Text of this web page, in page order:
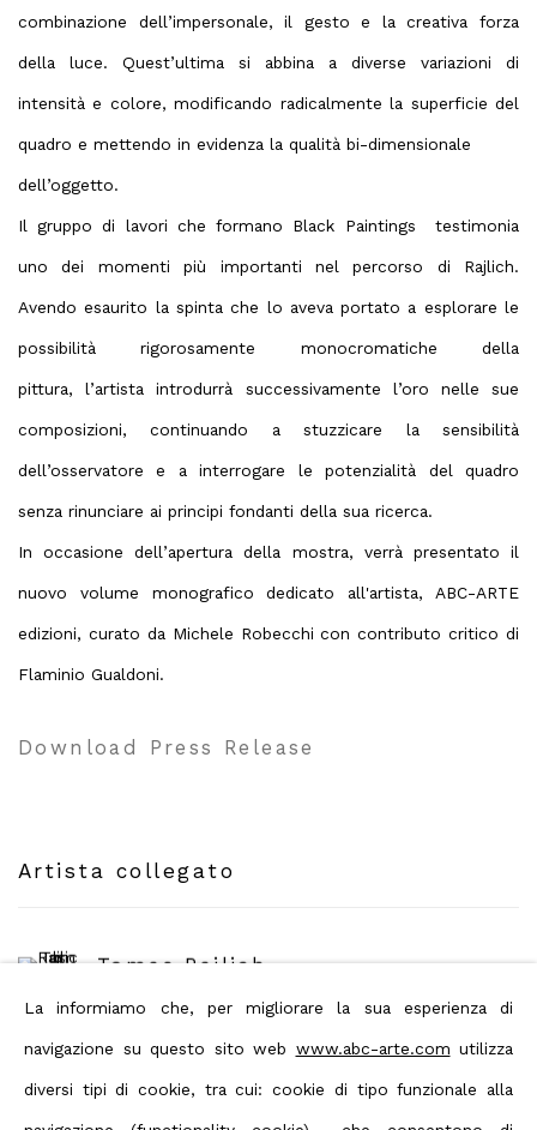
combinazione dell’impersonale, il gesto e la creativa forza
della luce. Quest’ultima si abbina a diverse variazioni di
intensità e colore, modificando radicalmente la superficie del
quadro e mettendo in evidenza la qualità bi-dimensionale
dell’oggetto.
Il gruppo di lavori che formano Black Paintings testimonia
uno dei momenti più importanti nel percorso di Rajlich.
Avendo esaurito la spinta che lo aveva portato a esplorare le
possibilità rigorosamente monocromatiche della
pittura, l’artista introdurrà successivamente l’oro nelle sue
composizioni, continuando a stuzzicare la sensibilità
dell’osservatore e a interrogare le potenzialità del quadro
senza rinunciare ai principi fondanti della sua ricerca.
In occasione dell’apertura della mostra, verrà presentato il
nuovo volume monografico dedicato all'artista, ABC-ARTE
edizioni, curato da Michele Robecchi con contributo critico di
Flaminio Gualdoni.
Download Press Release
Artista collegato
Tomas Rajlich
La informiamo che, per migliorare la sua esperienza di
navigazione su questo sito web www.abc-arte.com utilizza
diversi tipi di cookie, tra cui: cookie di tipo funzionale alla